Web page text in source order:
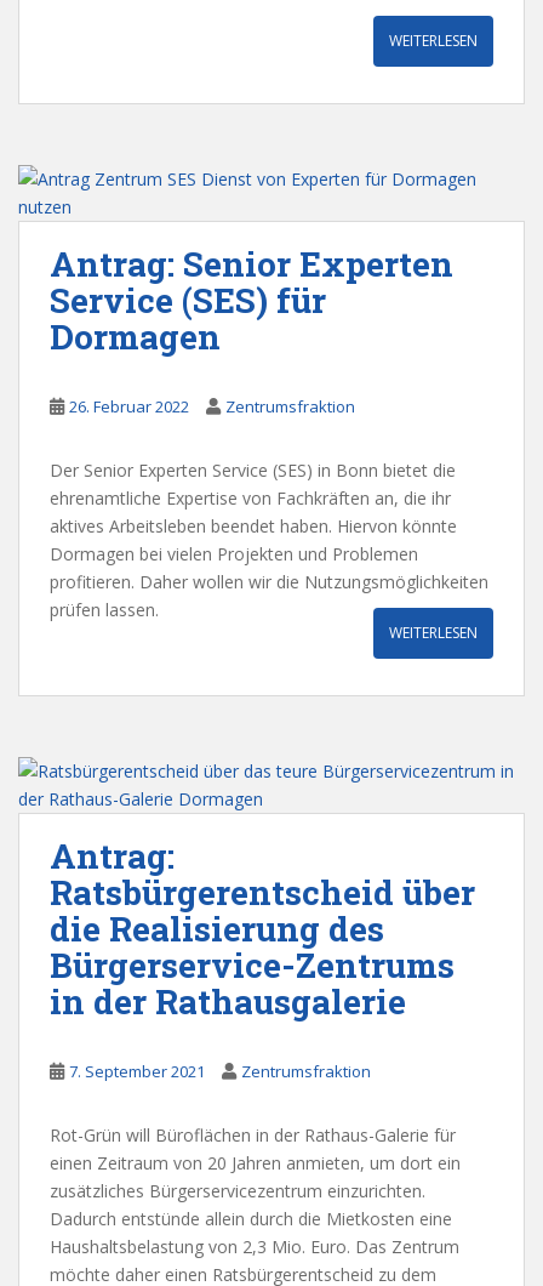
WEITERLESEN
Antrag: Senior Experten
Service (SES) für
Dormagen
26. Februar 2022 Zentrumsfraktion
Der Senior Experten Service (SES) in Bonn bietet die
ehrenamtliche Expertise von Fachkräften an, die ihr
aktives Arbeitsleben beendet haben. Hiervon könnte
Dormagen bei vielen Projekten und Problemen
profitieren. Daher wollen wir die Nutzungsmöglichkeiten
prüfen lassen.
WEITERLESEN
Antrag:
Ratsbürgerentscheid über
die Realisierung des
Bürgerservice-Zentrums
in der Rathausgalerie
7. September 2021 Zentrumsfraktion
Rot-Grün will Büroflächen in der Rathaus-Galerie für
einen Zeitraum von 20 Jahren anmieten, um dort ein
zusätzliches Bürgerservicezentrum einzurichten.
Dadurch entstünde allein durch die Mietkosten eine
Haushaltsbelastung von 2,3 Mio. Euro. Das Zentrum
möchte daher einen Ratsbürgerentscheid zu dem